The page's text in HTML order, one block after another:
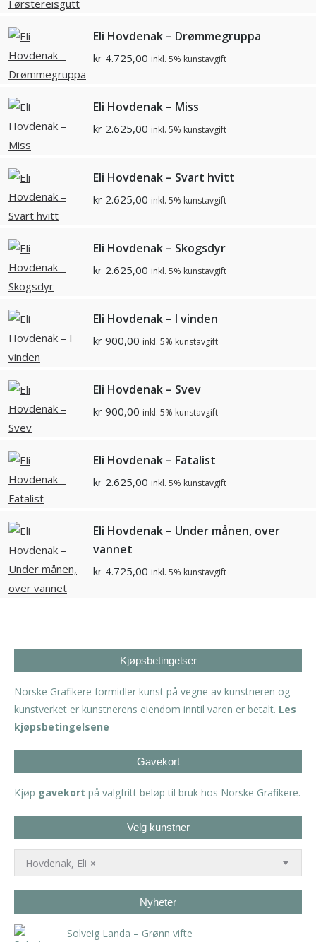
Eli Hovdenak – Drømmegruppa
kr 4.725,00 inkl. 5% kunstavgift
Eli Hovdenak – Miss
kr 2.625,00 inkl. 5% kunstavgift
Eli Hovdenak – Svart hvitt
kr 2.625,00 inkl. 5% kunstavgift
Eli Hovdenak – Skogsdyr
kr 2.625,00 inkl. 5% kunstavgift
Eli Hovdenak – I vinden
kr 900,00 inkl. 5% kunstavgift
Eli Hovdenak – Svev
kr 900,00 inkl. 5% kunstavgift
Eli Hovdenak – Fatalist
kr 2.625,00 inkl. 5% kunstavgift
Eli Hovdenak – Under månen, over
vannet
kr 4.725,00 inkl. 5% kunstavgift
Kjøpsbetingelser
Norske Grafikere formidler kunst på vegne av kunstneren og
kunstverket er kunstnerens eiendom inntil varen er betalt. Les
kjøpsbetingelsene
Gavekort
Kjøp gavekort på valgfritt beløp til bruk hos Norske Grafikere.
Velg kunstner
×
Hovdenak, Eli
Nyheter
Solveig Landa – Grønn vifte